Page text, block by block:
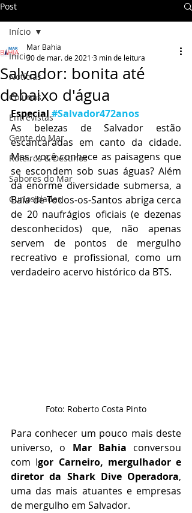
Post
Início
Notícias
Colunas
Entrevistas
Gente do Mar
Roteiros & Destinos
Sabores do Mar
Curiosidades
Início
Salvador: bonita até
debaixo d'água
Mar Bahia
30 de mar. de 2021 3 min de leitura
Especial #Salvador472anos
As belezas de Salvador estão
escancaradas em canto da cidade.
Mas, você conhece as paisagens que
se escondem sob suas águas? Além
da enorme diversidade submersa, a
Baía de Todos-os-Santos abriga cerca
de 20 naufrágios oficiais (e dezenas
desconhecidos) que, não apenas
servem de pontos de mergulho
recreativo e profissional, como um
verdadeiro acervo histórico da BTS.
Foto: Roberto Costa Pinto
Para conhecer um pouco mais deste
universo, o Mar Bahia conversou
com Igor Carneiro, mergulhador e
diretor da Shark Dive Operadora,
uma das mais atuantes e empresas
de mergulho em Salvador.